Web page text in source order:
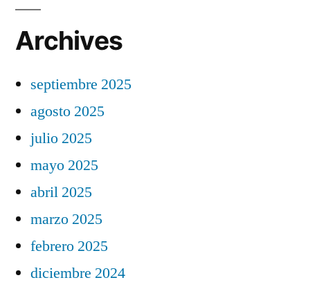
Archives
septiembre 2025
agosto 2025
julio 2025
mayo 2025
abril 2025
marzo 2025
febrero 2025
diciembre 2024